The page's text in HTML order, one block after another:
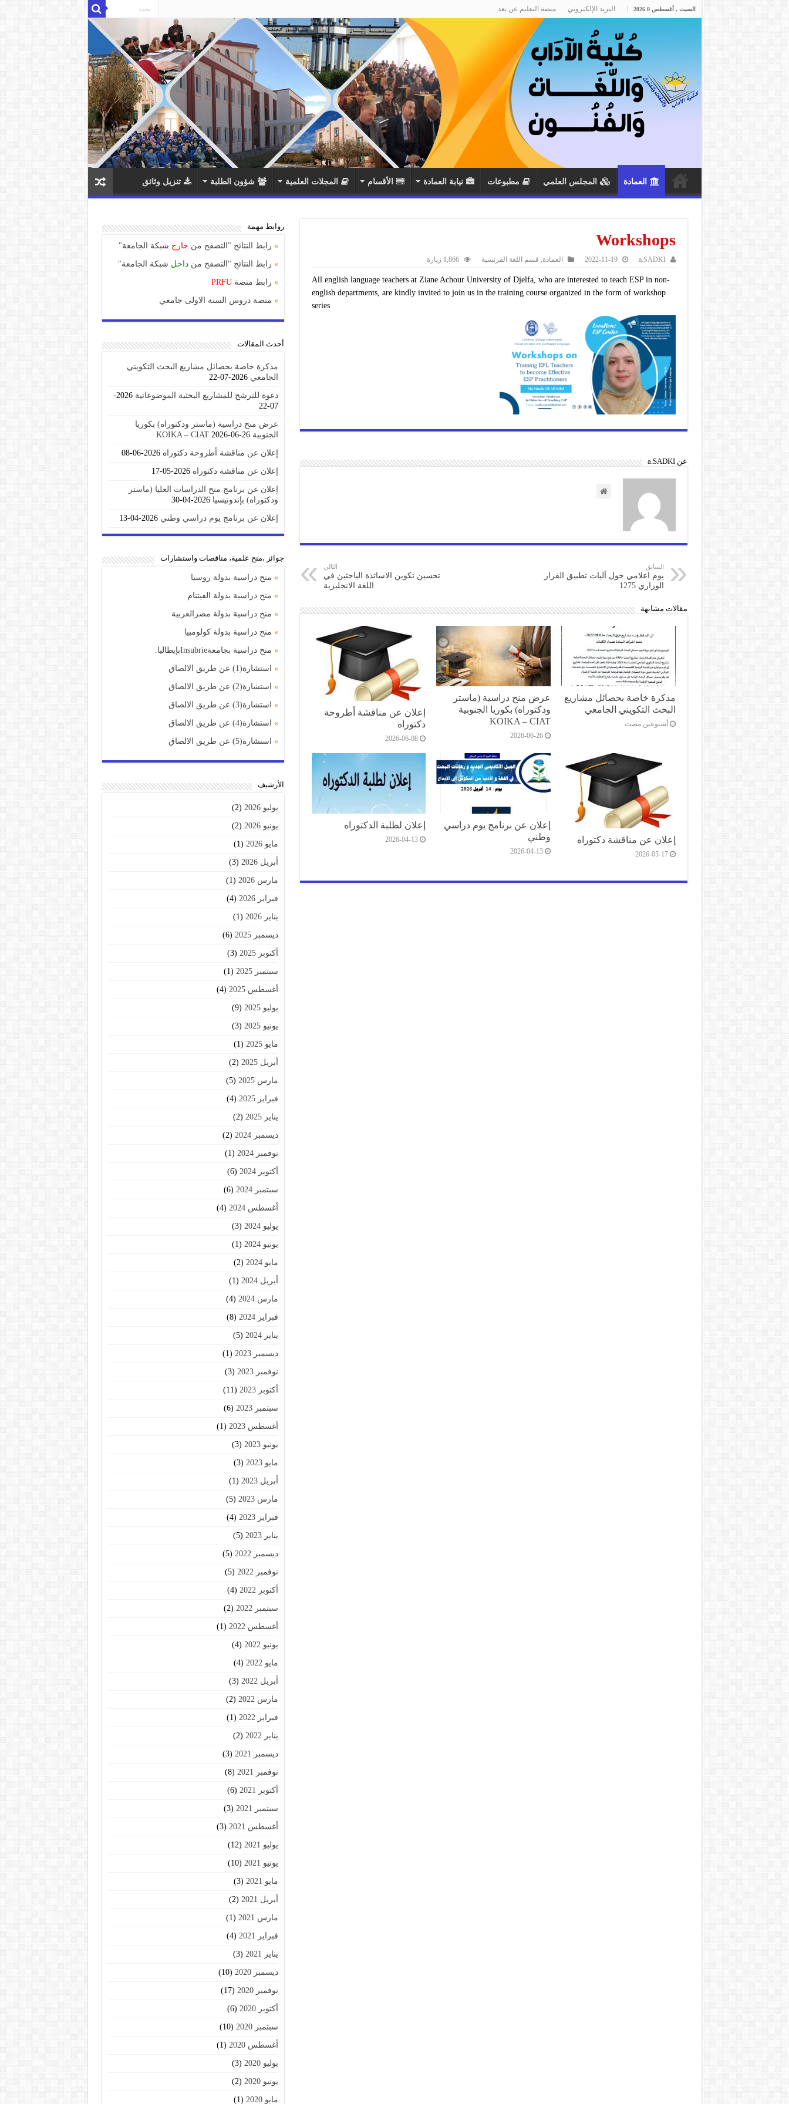
السبت , أغسطس 8 2026 البريد الإلكتروني منصة التعليم عن بعد
العمادة المجلس العلمي مطبوعات نيابة العمادة اﻷقسام المجلات العلمية شؤون الطلبة تنزيل وثائق
Workshops
a.SADKI
2022-11-19 العمادة قسم اللغة الفرنسية 1,866 زيارة
All english language teachers at Ziane Achour University of Djelfa, who are interested to teach ESP in non-
english departments, are kindly invited to join us in the training course organized in the form of workshop
series
عن a.SADKI
السابق
يوم اعلامي حول آليات تطبيق القرار
الوزاري 1275
التالي
تحسين تكوين الاساتذة الباحثين في
اللغة الانجليزية
مقالات مشابهة
مذكرة خاصة بحصائل مشاريع
البحث التكويني الجامعي
‏أسبوعين مضت
عرض منح دراسية (ماستر
ودكتوراه) بكوريا الجنوبية
KOIKA – CIAT
2026-06-26
إعلان عن مناقشة أطروحة
دكتوراه
2026-06-08
إعلان عن مناقشة دكتوراه
2026-05-17
إعلان عن برنامج يوم دراسي
وطني
2026-04-13
إعلان لطلبة الدكتوراه
2026-04-13
روابط مهمة
» رابط النتائج "التصفح من خارج شبكة الجامعة"
» رابط النتائج "التصفح منداخل شبكة الجامعة"
» رابط منصةPRFU
» منصة دروس السنة الاولى جامعي
أحدث المقالات
مذكرة خاصة بحصائل مشاريع البحث التكويني
الجامعي 2026-07-22
دعوة للترشح للمشاريع البحثية الموضوعاتية
2026-
07-22
عرض منح دراسية (ماستر ودكتوراه) بكوريا
الجنوبية KOIKA – CIAT2026-06-26
إعلان عن مناقشة أطروحة دكتوراه 2026-06-08
إعلان عن مناقشة دكتوراه 2026-05-17
إعلان عن برنامج منح الدراسات العليا (ماستر
ودكتوراه) بإندونيسيا 2026-04-30
إعلان عن برنامج يوم دراسي وطني 2026-04-13
جوائز ،منح علمية، مناقصات واستشارات
» منح دراسية بدولة روسيا
» منح دراسية بدولة الفيتنام
» منح دراسية بدولة مصرالعربية
» منح دراسية بدولة كولومبيا
» منح دراسية بجامعةInsubrieبإيطاليا.
» استشارة(1) عن طريق الالصاق
» استشارة(2) عن طريق الالصاق
» استشارة(3) عن طريق الالصاق
» استشارة(4) عن طريق الالصاق
» استشارة(5) عن طريق الالصاق
اﻷرشيف
يوليو 2026 (2)
يونيو 2026 (2)
مايو 2026 (1)
أبريل 2026 (3)
مارس 2026 (1)
فبراير 2026 (4)
يناير 2026 (1)
ديسمبر 2025 (6)
أكتوبر 2025 (3)
سبتمبر 2025 (1)
أغسطس 2025 (4)
يوليو 2025 (9)
يونيو 2025 (3)
مايو 2025 (1)
أبريل 2025 (2)
مارس 2025 (5)
فبراير 2025 (4)
يناير 2025 (2)
ديسمبر 2024 (2)
نوفمبر 2024 (1)
أكتوبر 2024 (6)
سبتمبر 2024 (6)
أغسطس 2024 (4)
يوليو 2024 (3)
يونيو 2024 (1)
مايو 2024 (2)
أبريل 2024 (1)
مارس 2024 (4)
فبراير 2024 (8)
يناير 2024 (5)
ديسمبر 2023 (1)
نوفمبر 2023 (3)
أكتوبر 2023 (11)
سبتمبر 2023 (6)
أغسطس 2023 (1)
يونيو 2023 (3)
مايو 2023 (3)
أبريل 2023 (1)
مارس 2023 (5)
فبراير 2023 (4)
يناير 2023 (5)
ديسمبر 2022 (5)
نوفمبر 2022 (5)
أكتوبر 2022 (4)
سبتمبر 2022 (2)
أغسطس 2022 (1)
يونيو 2022 (4)
مايو 2022 (4)
أبريل 2022 (3)
مارس 2022 (2)
فبراير 2022 (1)
يناير 2022 (2)
ديسمبر 2021 (3)
نوفمبر 2021 (8)
أكتوبر 2021 (6)
سبتمبر 2021 (3)
أغسطس 2021 (3)
يوليو 2021 (12)
يونيو 2021 (10)
مايو 2021 (3)
أبريل 2021 (2)
مارس 2021 (1)
فبراير 2021 (4)
يناير 2021 (3)
ديسمبر 2020 (10)
نوفمبر 2020 (17)
أكتوبر 2020 (6)
سبتمبر 2020 (10)
أغسطس 2020 (1)
يوليو 2020 (3)
يونيو 2020 (2)
مايو 2020 (1)